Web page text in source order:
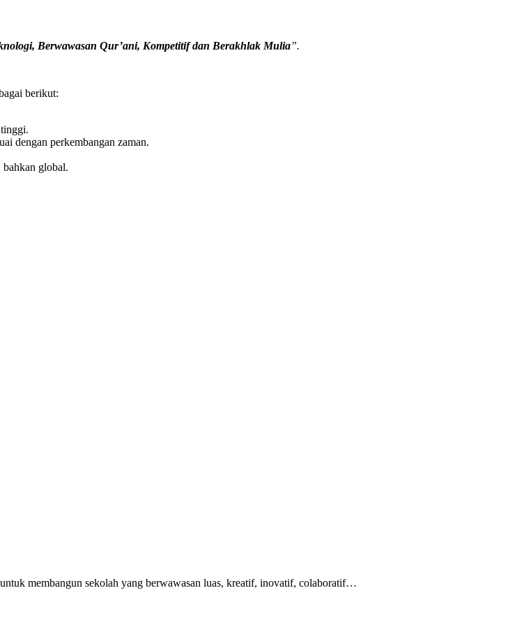
Berwawasan Qur’ani, Kompetitif dan Berakhlak Mulia”.
berikut:
dengan perkembangan zaman.
bahkan global.
membangun sekolah yang berwawasan luas, kreatif, inovatif, colaboratif…